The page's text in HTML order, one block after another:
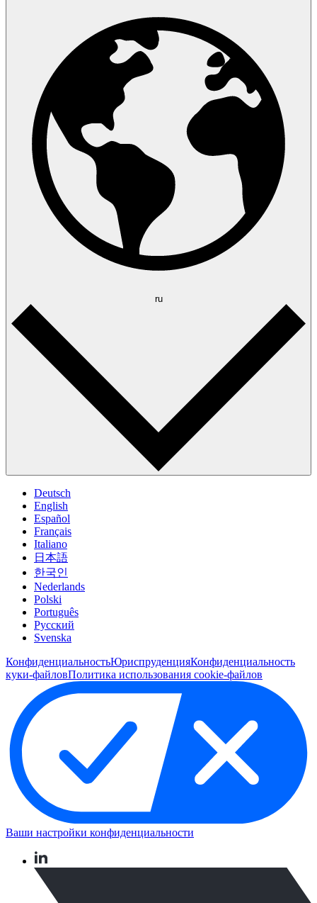
ru
Deutsch
English
Español
Français
Italiano
日本語
한국인
Nederlands
Polski
Português
Pусский
Svenska
КонфиденциальностьЮриспруденцияКонфиденциальность
куки-файловПолитика использования cookie-файлов
Ваши настройки конфиденциальности